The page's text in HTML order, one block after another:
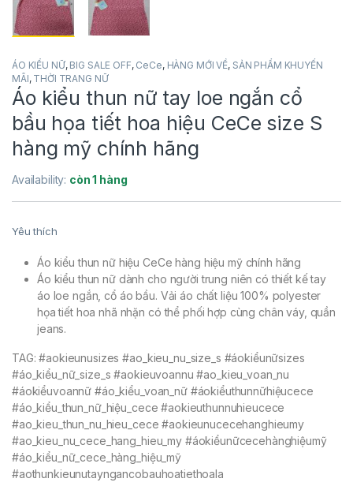
ÁO KIỂU NỮ, BIG SALE OFF, CeCe, HÀNG MỚI VỀ, SẢN PHẨM KHUYẾN
MÃI, THỜI TRANG NỮ
Áo kiểu thun nữ tay loe ngắn cổ
bầu họa tiết hoa hiệu CeCe size S
hàng mỹ chính hãng
Availability: còn 1 hàng
Yêu thích
Áo kiểu thun nữ hiệu CeCe hàng hiệu mỹ chính hãng
Áo kiểu thun nữ dành cho người trung niên có thiết kế tay
áo loe ngắn, cổ áo bầu. Vải áo chất liệu 100% polyester
họa tiết hoa nhã nhặn có thể phối hợp cùng chân váy, quần
jeans.
TAG: #aokieunusizes #ao_kieu_nu_size_s #áokiểunữsizes
#áo_kiểu_nữ_size_s #aokieuvoannu #ao_kieu_voan_nu
#áokiểuvoannữ #áo_kiểu_voan_nữ #áokiểuthunnữhiệucece
#áo_kiểu_thun_nữ_hiệu_cece #aokieuthunnuhieucece
#ao_kieu_thun_nu_hieu_cece #aokieunucecehanghieumy
#ao_kieu_nu_cece_hang_hieu_my #áokiểunữcecehànghiệumỹ
#áo_kiểu_nữ_cece_hàng_hiệu_mỹ
#aothunkieunutayngancobauhoatiethoala